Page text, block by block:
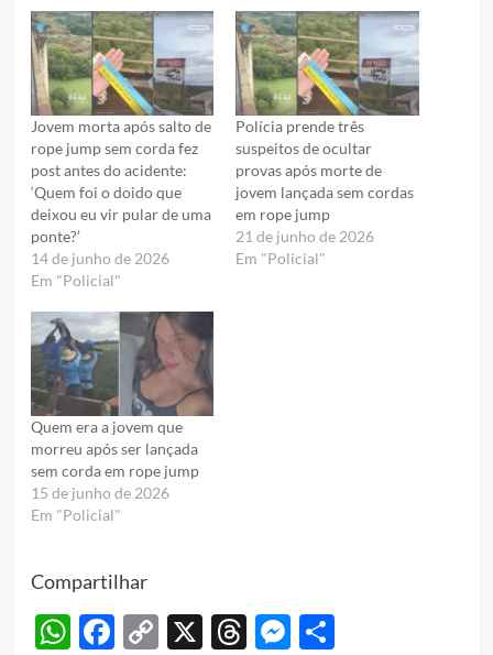
Jovem morta após salto de
rope jump sem corda fez
post antes do acidente:
‘Quem foi o doido que
deixou eu vir pular de uma
ponte?’
14 de junho de 2026
Em "Policial"
Polícia prende três
suspeitos de ocultar
provas após morte de
jovem lançada sem cordas
em rope jump
21 de junho de 2026
Em "Policial"
Quem era a jovem que
morreu após ser lançada
sem corda em rope jump
15 de junho de 2026
Em "Policial"
Compartilhar
WhatsApp
Facebook
Copy
X Threads
Messenger
Share